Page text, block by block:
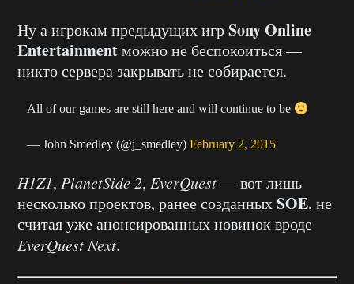
Ну а игрокам предыдущих игрSony Online
Entertainmentможно не беспокоиться —
никто сервера закрывать не собирается.
All of our games are still here and will continue to be
— John Smedley (@j_smedley)February 2, 2015
H1Z1, PlanetSide 2, EverQuest— вот лишь
несколько проектов, ранее созданныхSOE, не
считая уже анонсированных новинок вроде
EverQuest Next.